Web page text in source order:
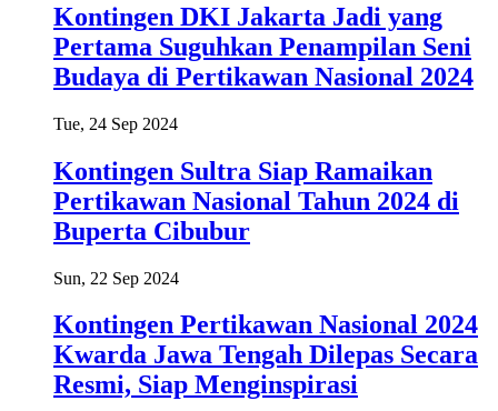
Kontingen DKI Jakarta Jadi yang
Pertama Suguhkan Penampilan Seni
Budaya di Pertikawan Nasional 2024
Tue, 24 Sep 2024
Kontingen Sultra Siap Ramaikan
Pertikawan Nasional Tahun 2024 di
Buperta Cibubur
Sun, 22 Sep 2024
Kontingen Pertikawan Nasional 2024
Kwarda Jawa Tengah Dilepas Secara
Resmi, Siap Menginspirasi